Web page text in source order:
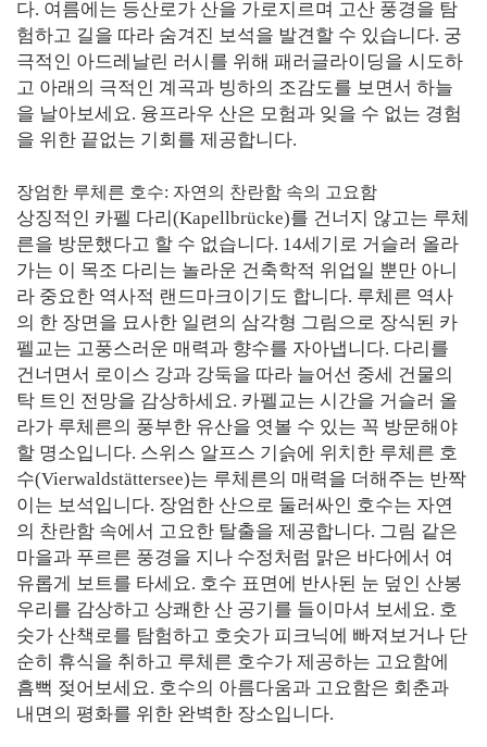
다. 여름에는 등산로가 산을 가로지르며 고산 풍경을 탐
험하고 길을 따라 숨겨진 보석을 발견할 수 있습니다. 궁
극적인 아드레날린 러시를 위해 패러글라이딩을 시도하
고 아래의 극적인 계곡과 빙하의 조감도를 보면서 하늘
을 날아보세요. 융프라우 산은 모험과 잊을 수 없는 경험
을 위한 끝없는 기회를 제공합니다.
장엄한 루체른 호수: 자연의 찬란함 속의 고요함
상징적인 카펠 다리(Kapellbrücke)를 건너지 않고는 루체
른을 방문했다고 할 수 없습니다. 14세기로 거슬러 올라
가는 이 목조 다리는 놀라운 건축학적 위업일 뿐만 아니
라 중요한 역사적 랜드마크이기도 합니다. 루체른 역사
의 한 장면을 묘사한 일련의 삼각형 그림으로 장식된 카
펠교는 고풍스러운 매력과 향수를 자아냅니다. 다리를
건너면서 로이스 강과 강둑을 따라 늘어선 중세 건물의
탁 트인 전망을 감상하세요. 카펠교는 시간을 거슬러 올
라가 루체른의 풍부한 유산을 엿볼 수 있는 꼭 방문해야
할 명소입니다. 스위스 알프스 기슭에 위치한 루체른 호
수(Vierwaldstättersee)는 루체른의 매력을 더해주는 반짝
이는 보석입니다. 장엄한 산으로 둘러싸인 호수는 자연
의 찬란함 속에서 고요한 탈출을 제공합니다. 그림 같은
마을과 푸르른 풍경을 지나 수정처럼 맑은 바다에서 여
유롭게 보트를 타세요. 호수 표면에 반사된 눈 덮인 산봉
우리를 감상하고 상쾌한 산 공기를 들이마셔 보세요. 호
숫가 산책로를 탐험하고 호숫가 피크닉에 빠져보거나 단
순히 휴식을 취하고 루체른 호수가 제공하는 고요함에
흠뻑 젖어보세요. 호수의 아름다움과 고요함은 회춘과
내면의 평화를 위한 완벽한 장소입니다.